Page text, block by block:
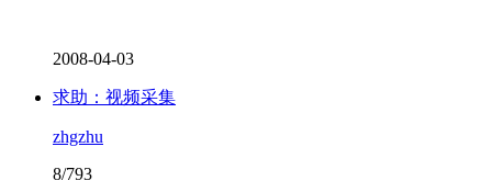
2008-04-03
求助：视频采集
zhgzhu
8/793